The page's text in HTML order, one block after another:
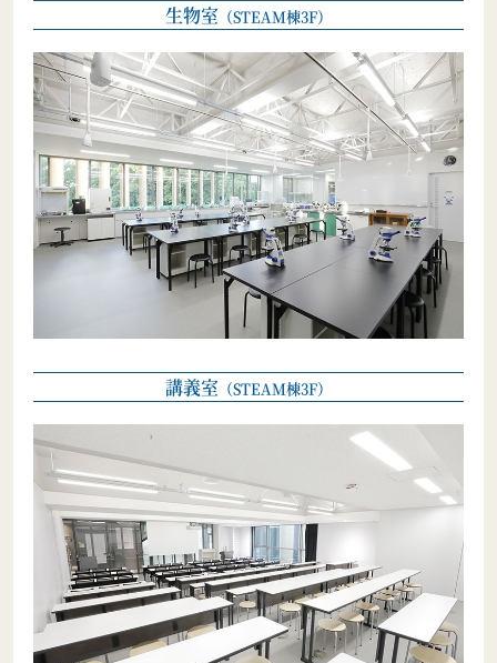
生物室（STEAM棟3F）
講義室（STEAM棟3F）